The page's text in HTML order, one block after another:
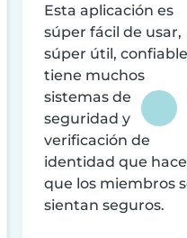
Esta aplicación es
súper fácil de usar,
súper útil,
tiene muchos
sistemas de
seguridad y
verificación de
identidad que
que los miembros
sientan seguros.